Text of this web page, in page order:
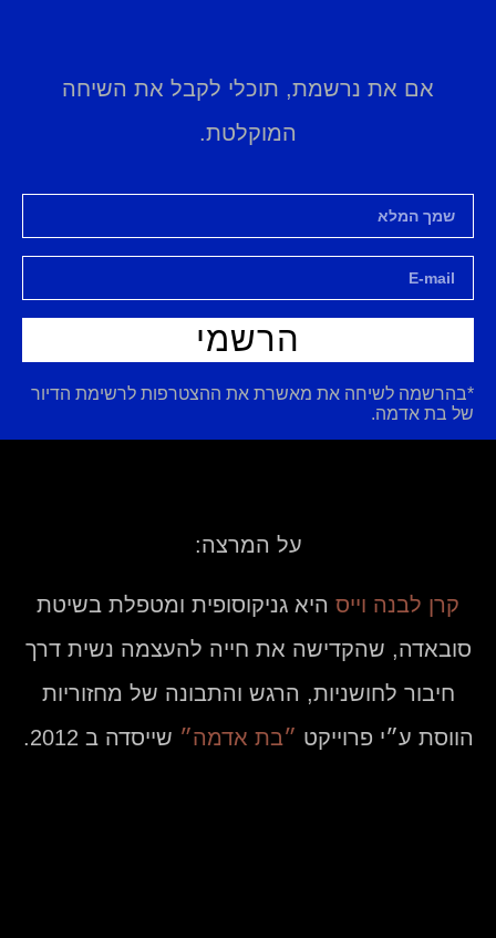
אם את נרשמת, תוכלי לקבל את השיחה
המוקלטת.
הרשמי
*בהרשמה לשיחה את מאשרת את ההצטרפות לרשימת הדיור
של בת אדמה.
על המרצה:
קרן לבנה וייס היא גניקוסופית ומטפלת בשיטת
סובאדה, שהקדישה את חייה להעצמה נשית דרך
חיבור לחושניות, הרגש והתבונה של מחזוריות
הווסת ע״י פרוייקט ״בת אדמה״ שייסדה ב 2012.